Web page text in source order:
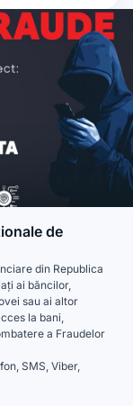
de
din Republica
ai băncilor,
sau ai altor
la bani,
a Fraudelor
SMS, Viber,